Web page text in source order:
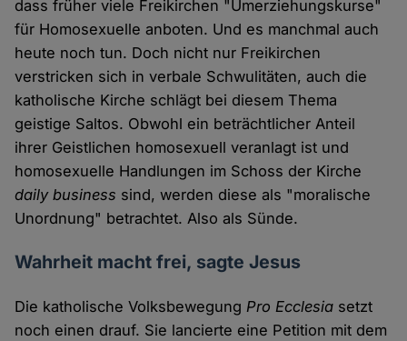
dass früher viele Freikirchen "Umerziehungskurse"
für Homosexuelle anboten. Und es manchmal auch
heute noch tun. Doch nicht nur Freikirchen
verstricken sich in verbale Schwulitäten, auch die
katholische Kirche schlägt bei diesem Thema
geistige Saltos. Obwohl ein beträchtlicher Anteil
ihrer Geistlichen homosexuell veranlagt ist und
homosexuelle Handlungen im Schoss der Kirche
daily business sind, werden diese als "moralische
Unordnung" betrachtet. Also als Sünde.
Wahrheit macht frei, sagte Jesus
Die katholische VolksbewegungPro Ecclesia setzt
noch einen drauf. Sie lancierte eine Petition mit dem